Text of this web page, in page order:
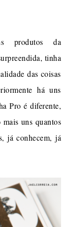
produtos da
tinha
das coisas
há uns
Pro é diferente,
uns quantos
já conhecem, já